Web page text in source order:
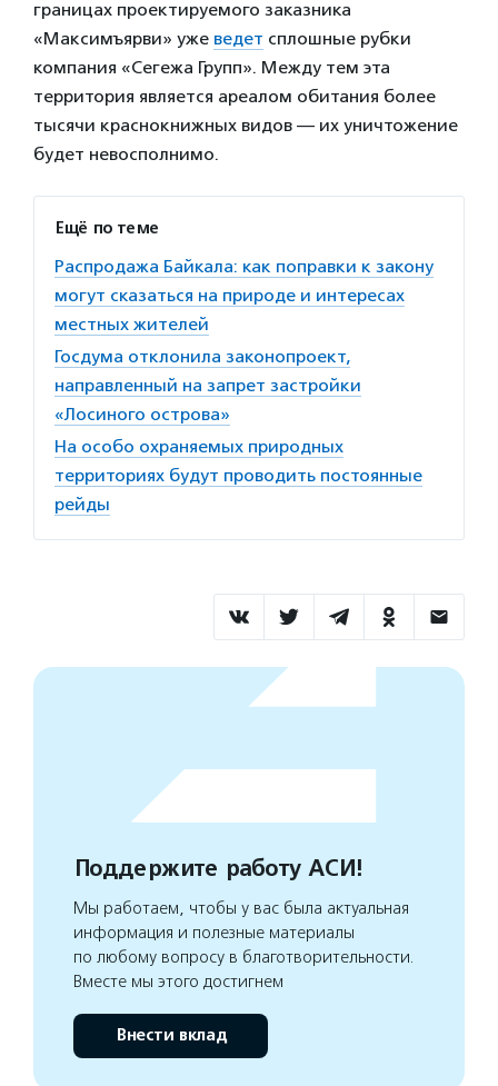
границах проектируемого заказника
«Максимъярви» уже ведет сплошные рубки
компания «Сегежа Групп». Между тем эта
территория является ареалом обитания более
тысячи краснокнижных видов — их уничтожение
будет невосполнимо.
Ещё по теме
Распродажа Байкала: как поправки к закону
могут сказаться на природе и интересах
местных жителей
Госдума отклонила законопроект,
направленный на запрет застройки
«Лосиного острова»
На особо охраняемых природных
территориях будут проводить постоянные
рейды
Поддержите работу АСИ!
Мы работаем, чтобы у вас была актуальная
информация и полезные материалы
по любому вопросу в благотворительности.
Вместе мы этого достигнем
Внести вклад